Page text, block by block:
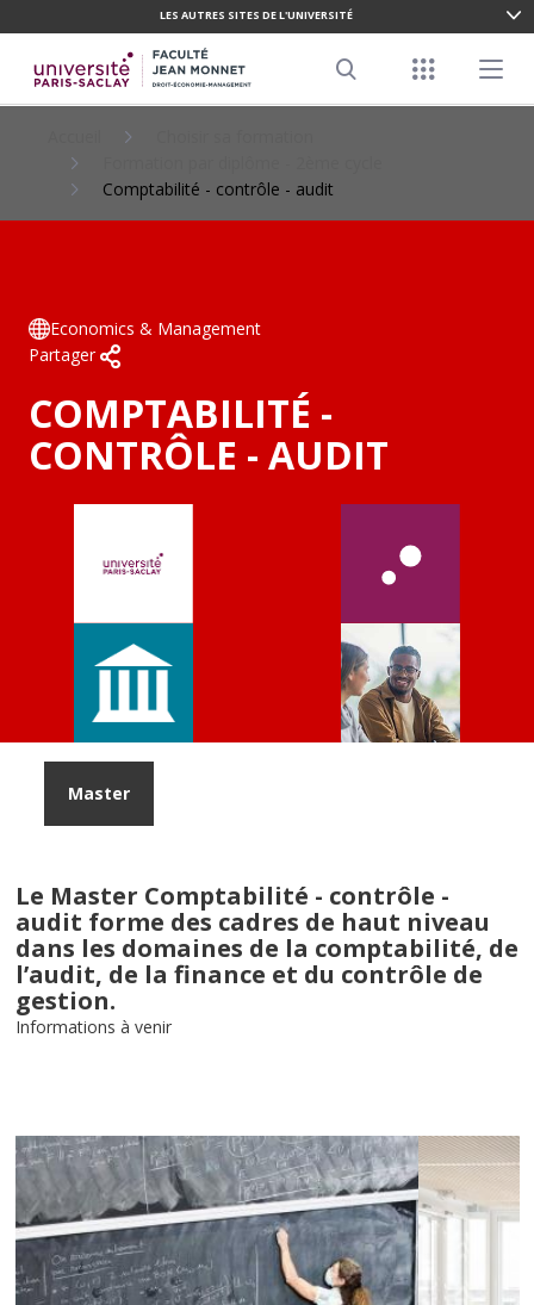
CONTENU
PRINCIPAL
LES AUTRES SITES DE L'UNIVERSITÉ
Menu Menu
Comptabilité - contrôle - audit
Economics & Management
Partager
COMPTABILITÉ -
CONTRÔLE - AUDIT
Master
Le Master Comptabilité - contrôle -
audit forme des cadres de haut niveau
dans les domaines de la comptabilité, de
l’audit, de la finance et du contrôle de
gestion.
Informations à venir